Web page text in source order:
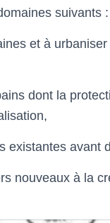
suivants :
et à
dont la
existantes avant
nouveaux à la